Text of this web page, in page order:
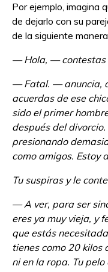
Por ejemplo, imagina
de dejarlo con su
de la siguiente
— Hola, — contestas
— Fatal. — anuncia,
acuerdas de ese
sido el primer
después del
presionando
como amigos. Estoy
Tu suspiras y le
— A ver, para ser
eres ya muy vieja, y
que estás
tienes como 20 kilos
ni en la ropa. Tu